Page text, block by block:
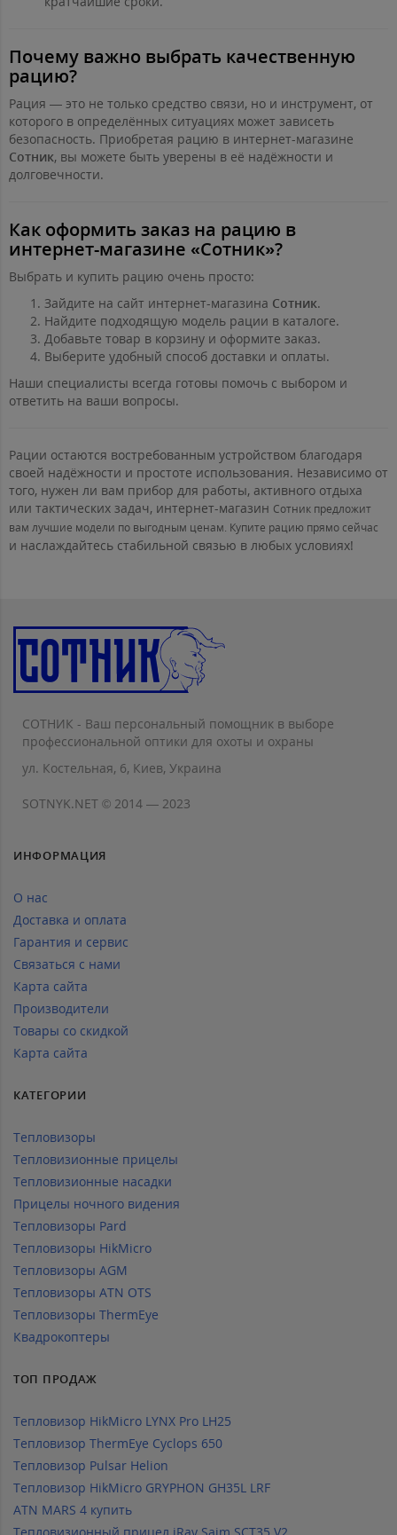
Почему важно выбрать качественную
рацию?
Рация — это не только средство связи, но и инструмент, от
которого в определённых ситуациях может зависеть
безопасность. Приобретая рацию в интернет-магазине
Сотник, вы можете быть уверены в её надёжности и
долговечности.
Как оформить заказ на рацию в
интернет-магазине «Сотник»?
Выбрать и купить рацию очень просто:
Зайдите на сайт интернет-магазина Сотник.
Найдите подходящую модель рации в каталоге.
Добавьте товар в корзину и оформите заказ.
Выберите удобный способ доставки и оплаты.
Наши специалисты всегда готовы помочь с выбором и
ответить на ваши вопросы.
Рации остаются востребованным устройством благодаря
своей надёжности и простоте использования. Независимо от
того, нужен ли вам прибор для работы, активного отдыха
или тактических задач, интернет-магазин Сотник предложит
вам лучшие модели по выгодным ценам. Купите рацию прямо сейчас
и наслаждайтесь стабильной связью в любых условиях!
СОТНИК - Ваш персональный помощник в выборе
профессиональной оптики для охоты и охраны
ул. Костельная, 6, Киев, Украина
SOTNYK.NET © 2014 — 2023
ИНФОРМАЦИЯ
О нас
Доставка и оплата
Гарантия и сервис
Связаться с нами
Карта сайта
Производители
Товары со скидкой
Карта сайта
КАТЕГОРИИ
Тепловизоры
Тепловизионные прицелы
Тепловизионные насадки
Прицелы ночного видения
Тепловизоры Pard
Тепловизоры HikMicro
Тепловизоры AGM
Тепловизоры ATN OTS
Тепловизоры ThermEye
Квадрокоптеры
ТОП ПРОДАЖ
Тепловизор HikMicro LYNX Pro LH25
Тепловизор ThermEye Cyclops 650
Тепловизор Pulsar Helion
Тепловизор HikMicro GRYPHON GH35L LRF
ATN MARS 4 купить